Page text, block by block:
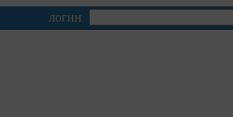
логин